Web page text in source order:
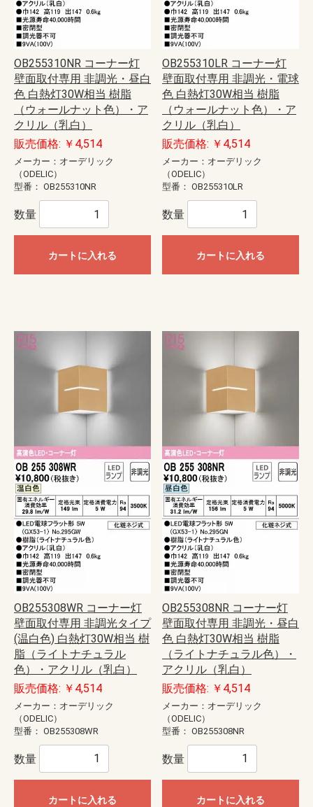
OB255310NR コーナー灯
壁面取付専用 非調光・昼白
色 白熱灯30W相当 樹脂
（ウォールナット色）・ア
クリル（乳白）
販売価格: ￥4,514
メーカー：オーデリック
（ODELIC）
型番： OB255310NR
数量
カートに入れる
OB255310LR コーナー灯
壁面取付専用 非調光・電球
色 白熱灯30W相当 樹脂
（ウォールナット色）・ア
クリル（乳白）
販売価格: ￥4,514
メーカー：オーデリック
（ODELIC）
型番： OB255310LR
数量
カートに入れる
OB255308WR コーナー灯
壁面取付専用 非調光タイプ
(温白色) 白熱灯30W相当 樹
脂（ライトナチュラル
色）・アクリル（乳白）
販売価格: ￥4,514
メーカー：オーデリック
（ODELIC）
型番： OB255308WR
数量
カートに入れる
OB255308NR コーナー灯
壁面取付専用 非調光・昼白
色 白熱灯30W相当 樹脂
（ライトナチュラル色）・
アクリル（乳白）
販売価格: ￥4,514
メーカー：オーデリック
（ODELIC）
型番： OB255308NR
数量
カートに入れる